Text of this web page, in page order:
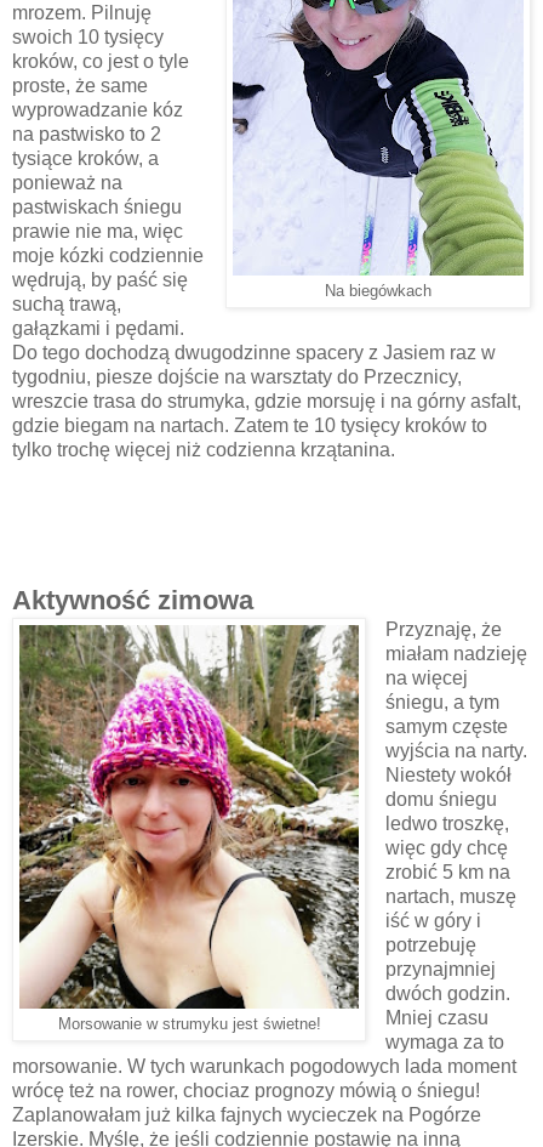
Na biegówkach
mrozem. Pilnuję
swoich 10 tysięcy
kroków, co jest o tyle
proste, że same
wyprowadzanie kóz
na pastwisko to 2
tysiące kroków, a
ponieważ na
pastwiskach śniegu
prawie nie ma, więc
moje kózki codziennie
wędrują, by paść się
suchą trawą,
gałązkami i pędami.
Do tego dochodzą dwugodzinne spacery z Jasiem raz w
tygodniu, piesze dojście na warsztaty do Przecznicy,
wreszcie trasa do strumyka, gdzie morsuję i na górny asfalt,
gdzie biegam na nartach. Zatem te 10 tysięcy kroków to
tylko trochę więcej niż codzienna krzątanina.
Aktywność zimowa
Morsowanie w strumyku jest świetne!
Przyznaję, że
miałam nadzieję
na więcej
śniegu, a tym
samym częste
wyjścia na narty.
Niestety wokół
domu śniegu
ledwo troszkę,
więc gdy chcę
zrobić 5 km na
nartach, muszę
iść w góry i
potrzebuję
przynajmniej
dwóch godzin.
Mniej czasu
wymaga za to
morsowanie. W tych warunkach pogodowych lada moment
wrócę też na rower, chociaz prognozy mówią o śniegu!
Zaplanowałam już kilka fajnych wycieczek na Pogórze
Izerskie. Myślę, że jeśli codziennie postawię na inną